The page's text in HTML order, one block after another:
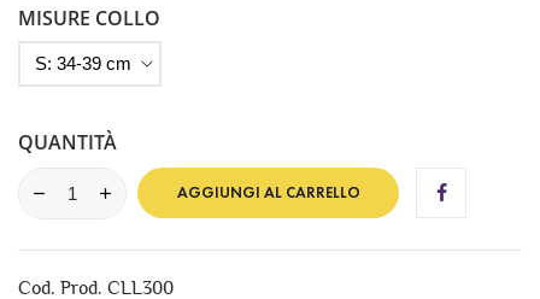
MISURE COLLO
QUANTITÀ
AGGIUNGI AL CARRELLO
Cod. Prod. CLL300